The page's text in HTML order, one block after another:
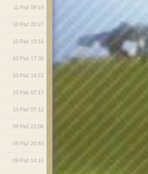
11 Paź 09:19
10 Paź 20:27
10 Paź 19:16
10 Paź 17:36
10 Paź 14:21
10 Paź 07:17
10 Paź 07:12
09 Paź 22:06
09 Paź 20:43
09 Paź 14:16